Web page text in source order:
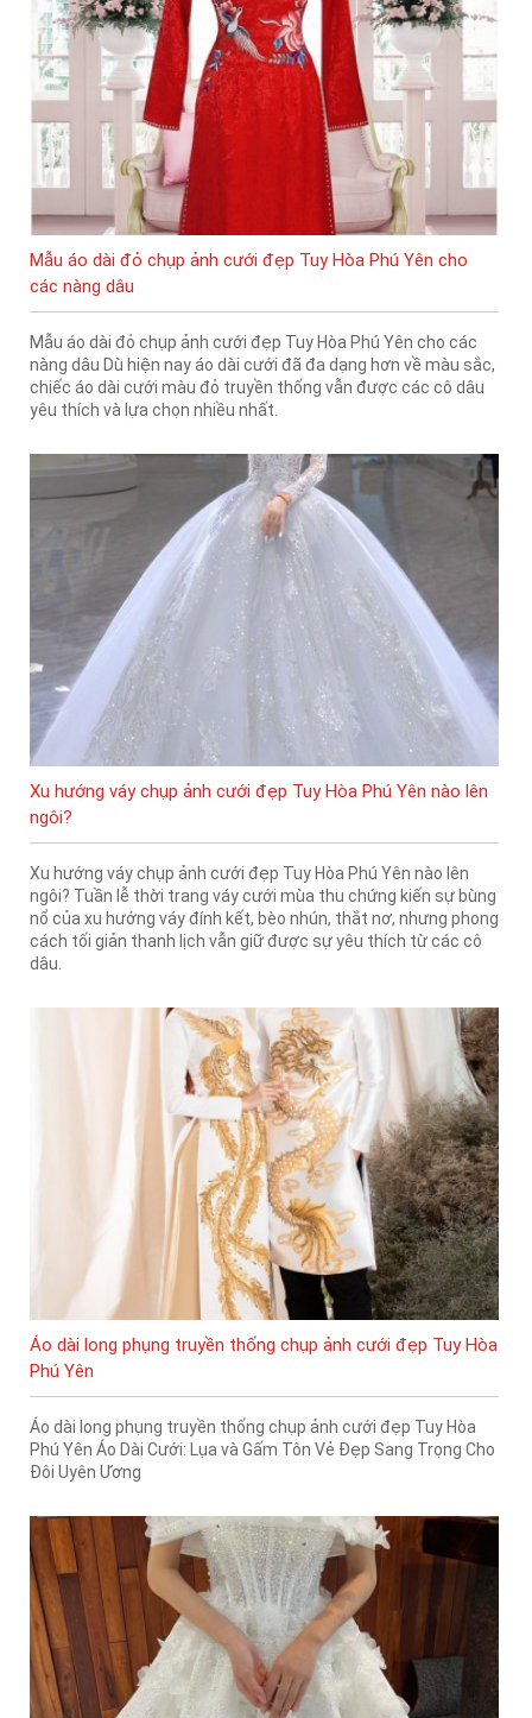
Mẫu áo dài đỏ chụp ảnh cưới đẹp Tuy Hòa Phú Yên cho
các nàng dâu
Mẫu áo dài đỏ chụp ảnh cưới đẹp Tuy Hòa Phú Yên cho các
nàng dâu Dù hiện nay áo dài cưới đã đa dạng hơn về màu sắc,
chiếc áo dài cưới màu đỏ truyền thống vẫn được các cô dâu
yêu thích và lựa chọn nhiều nhất.
Xu hướng váy chụp ảnh cưới đẹp Tuy Hòa Phú Yên nào lên
ngôi?
Xu hướng váy chụp ảnh cưới đẹp Tuy Hòa Phú Yên nào lên
ngôi? Tuần lễ thời trang váy cưới mùa thu chứng kiến sự bùng
nổ của xu hướng váy đính kết, bèo nhún, thắt nơ, nhưng phong
cách tối giản thanh lịch vẫn giữ được sự yêu thích từ các cô
dâu.
Áo dài long phụng truyền thống chụp ảnh cưới đẹp Tuy Hòa
Phú Yên
Áo dài long phụng truyền thống chụp ảnh cưới đẹp Tuy Hòa
Phú Yên Áo Dài Cưới: Lụa và Gấm Tôn Vẻ Đẹp Sang Trọng Cho
Đôi Uyên Ương